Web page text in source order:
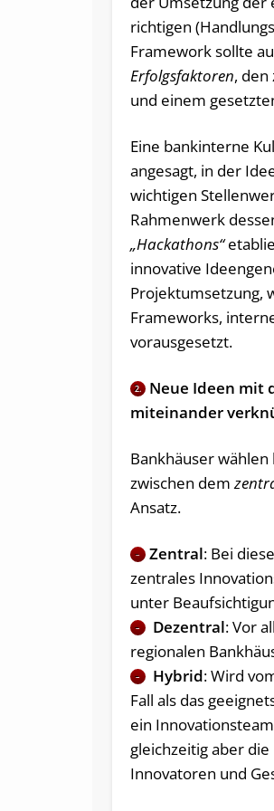
richtigen
Framework sollte
Erfolgsfaktoren, den
und einem
Eine bankinterne
angesagt, in der
wichtigen
Rahmenwerk
„Hackathons“
innovative
Projektumsetzung,
Frameworks,
vorausgesetzt.
2.
Neue Ideen mit
miteinander
Bankhäuser
zwischen dem
Ansatz.
– Zentral: Bei
zentrales
unter
– Dezentral: Vor
regionalen
– Hybrid: Wird
Fall als das
ein
gleichzeitig aber
Innovatoren und